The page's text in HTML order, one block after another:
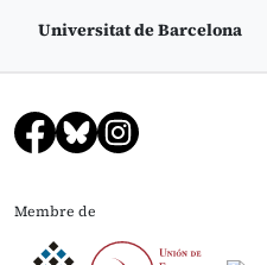
Universitat de Barcelona
Membre de